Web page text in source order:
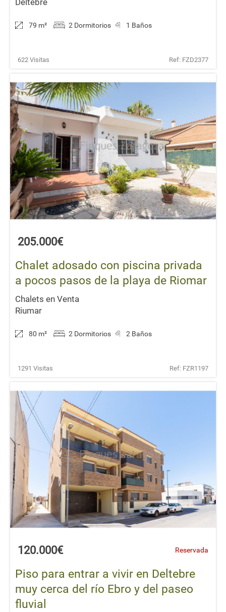
Deltebre
79 m² 2 Dormitorios 1 Baños
622 Visitas Ref: FZD2377
205.000€
Chalet adosado con piscina privada
a pocos pasos de la playa de Riomar
Chalets en Venta
Riumar
80 m² 2 Dormitorios 2 Baños
1291 Visitas Ref: FZR1197
120.000€ Reservada
Piso para entrar a vivir en Deltebre
muy cerca del río Ebro y del paseo
fluvial